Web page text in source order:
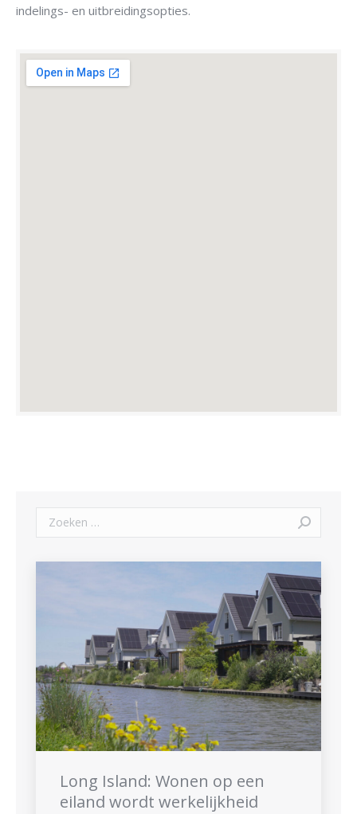
indelings- en uitbreidingsopties.
Zoeken:
Long Island: Wonen op een
eiland wordt werkelijkheid